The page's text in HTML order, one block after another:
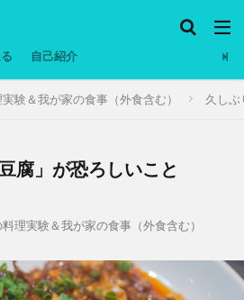
自己紹介
験＆我が家の食事（外食含む） 久し
腐」が恐ろしいこと
理実験＆我が家の食事（外食含む）
ヨーグルト
日本人村社会 脱水シート
検索